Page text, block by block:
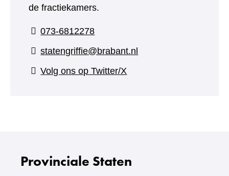
de fractiekamers.
073-6812278
statengriffie@brabant.nl
Volg ons op Twitter/X
Provinciale Staten